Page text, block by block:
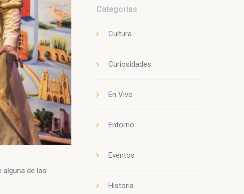
de las
Categorías
Cultura
Curiosidades
En Vivo
Entorno
Eventos
Historia